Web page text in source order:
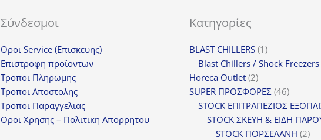
Σύνδεσμοι
Οροι Service (Επισκευης)
Επιστροφη προϊοντων
Τροποι Πληρωμης
Τροποι Αποστολης
Τροποι Παραγγελιας
Οροι Χρησης – Πολιτικη Απορρητου
Κατηγορίες
BLAST CHILLERS 11
προϊόν
Blast Chillers / Shock Freezers
Horeca Outlet 22
προϊόντα
SUPER ΠΡΟΣΦΟΡΕΣ 4646
STOCK ΕΠΙΤΡΑΠΕΖΙΟΣ
STOCK ΣΚΕΥΗ & ΕΙΔΗ
STOCK ΠΟΡΣΕΛΑΝΗ 22